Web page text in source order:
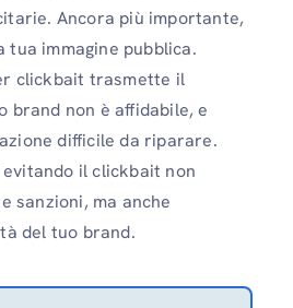
Ancora più importante,
tua immagine pubblica.
clickbait trasmette il
brand non è affidabile, e
difficile da riparare.
il clickbait non
sanzioni, ma anche
del tuo brand.